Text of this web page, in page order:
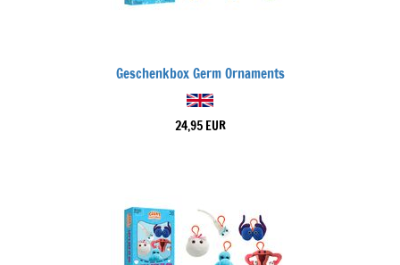
Geschenkbox Germ Ornaments
24,95 EUR